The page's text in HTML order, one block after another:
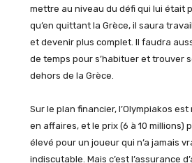
mettre au niveau du défi qui lui était
qu’en quittant la Grèce, il saura
et devenir plus complet. Il faudra
de temps pour s’habituer et trouver
dehors de la Grèce.
Sur le plan financier, l’Olympiakos
en affaires, et le prix (6 à 10 millions)
élevé pour un joueur qui n’a jamais
indiscutable. Mais c’est l’assurance